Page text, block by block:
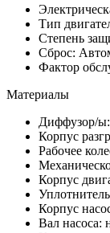
Тип
Степень
Сброс:
Фактор
Материалы
Диффузор/
Корпус
Рабочее
Корпус
Корпус
Вал насоса: